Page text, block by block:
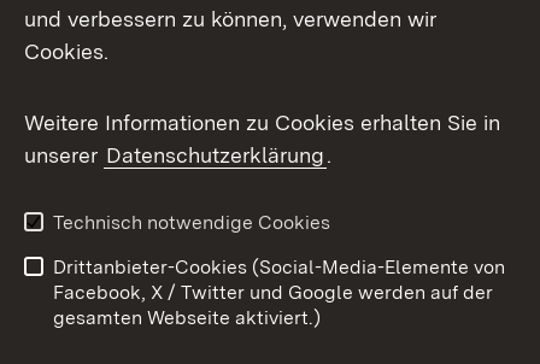
X / Twitter
Youtube
Kontakt
Datenschutz
Barrierefreiheit
Impressum
Cookies
und verbessern zu können, verwenden wir
Cookies.
Weitere Informationen zu Cookies erhalten Sie in
unserer Datenschutzerklärung.
Technisch notwendige Cookies
Drittanbieter-Cookies (Social-Media-Elemente von
Facebook, X / Twitter und Google werden auf der
gesamten Webseite aktiviert.)